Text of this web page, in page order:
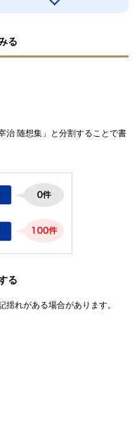
る
治 随想集」と分割することで書
る
れがある場合があります。